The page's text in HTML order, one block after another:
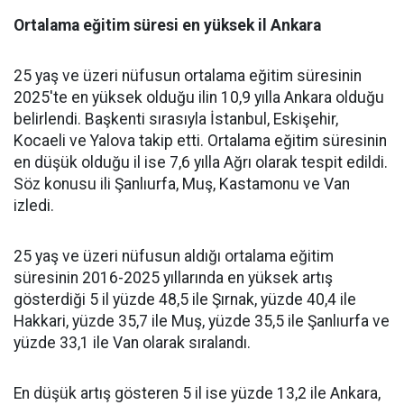
Ortalama eğitim süresi en yüksek il Ankara
25 yaş ve üzeri nüfusun ortalama eğitim süresinin
2025'te en yüksek olduğu ilin 10,9 yılla Ankara olduğu
belirlendi. Başkenti sırasıyla İstanbul, Eskişehir,
Kocaeli ve Yalova takip etti. Ortalama eğitim süresinin
en düşük olduğu il ise 7,6 yılla Ağrı olarak tespit edildi.
Söz konusu ili Şanlıurfa, Muş, Kastamonu ve Van
izledi.
25 yaş ve üzeri nüfusun aldığı ortalama eğitim
süresinin 2016-2025 yıllarında en yüksek artış
gösterdiği 5 il yüzde 48,5 ile Şırnak, yüzde 40,4 ile
Hakkari, yüzde 35,7 ile Muş, yüzde 35,5 ile Şanlıurfa ve
yüzde 33,1 ile Van olarak sıralandı.
En düşük artış gösteren 5 il ise yüzde 13,2 ile Ankara,